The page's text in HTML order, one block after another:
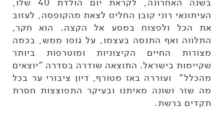
בשנה האחרונה, לקראת יום הולדת 40 שלו,
העיתונאי רוני קובן החליט לצאת מהקופסה, לעזוב
את הכל ולפצוח במסע אל הקצה. הוא חקר,
התלווה ואף התנסה בעצמו, על גופו ממש, בכמה
מצורות החיים הקיצוניות ומוטרפות ביותר
שקיימות בישראל. התוצאה שודרה בסדרה "יוצאים
מהכלל" ועוררה באז מטורף, דיון ציבורי ער בכל
מה שזר ושונה מאיתנו ובעיקר התפוצצות חסרת
תקדים ברשת.